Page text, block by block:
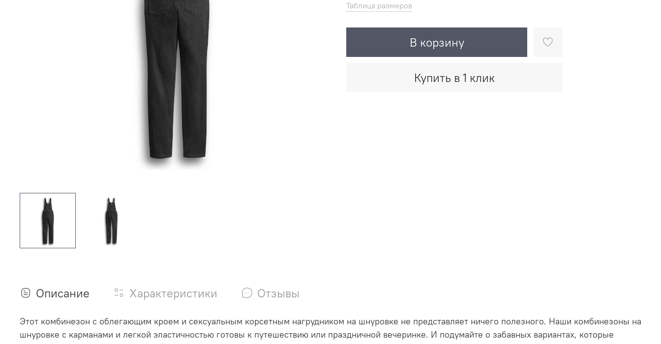
Таблица размеров
В корзину
Купить в 1 клик
Описание Характеристики Отзывы
Этот комбинезон с облегающим кроем и сексуальным корсетным нагрудником на шнуровке не представляет ничего полезного. Наши комбинезоны на
шнуровке с карманами и легкой эластичностью готовы к путешествию или праздничной вечеринке. И подумайте о забавных вариантах, которые